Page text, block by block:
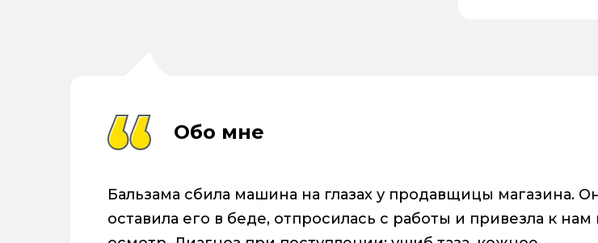
Обо мне
Бальзама сбила машина на глазах у продавщицы магазина.
оставила его в беде, отпросилась с работы и привезла к нам